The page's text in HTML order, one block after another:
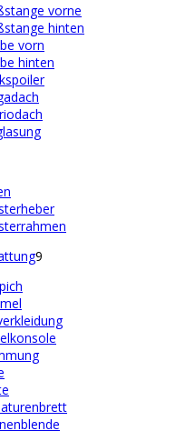
vorne
hinten
vorn
hinten
9